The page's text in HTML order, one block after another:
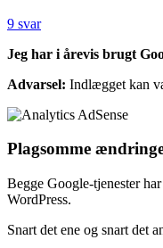
9 svar
Jeg har i årevis brugt
Advarsel: Indlægget kan
Plagsomme
Begge Google-tjenester
WordPress.
Snart det ene og snart det